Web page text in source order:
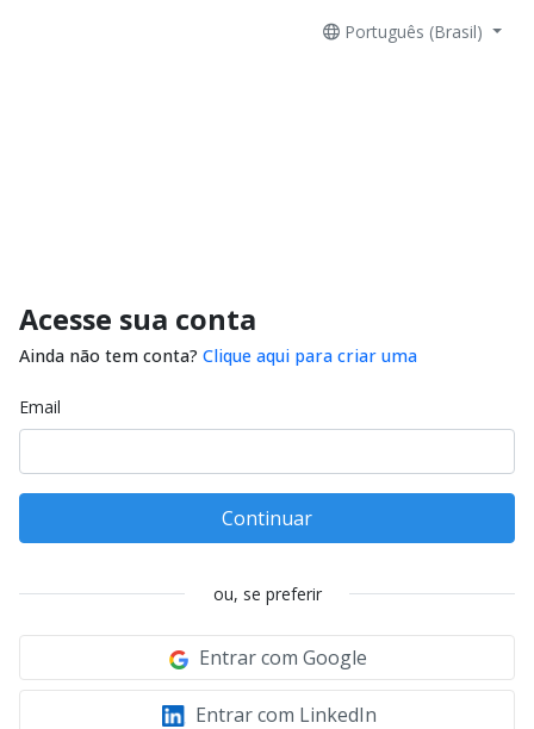
Português (Brasil)
Acesse sua conta
Ainda não tem conta? Clique aqui para criar uma
Email
Continuar
ou, se preferir
Entrar com Google
Entrar com LinkedIn